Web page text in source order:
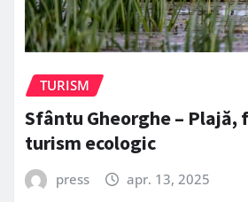
TURISM
Sfântu Gheorghe –
turism ecologic
press apr. 13, 2025